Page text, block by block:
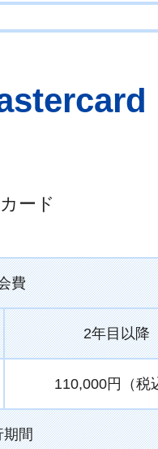
ード
費
2年目以降
110,000円（税
期間